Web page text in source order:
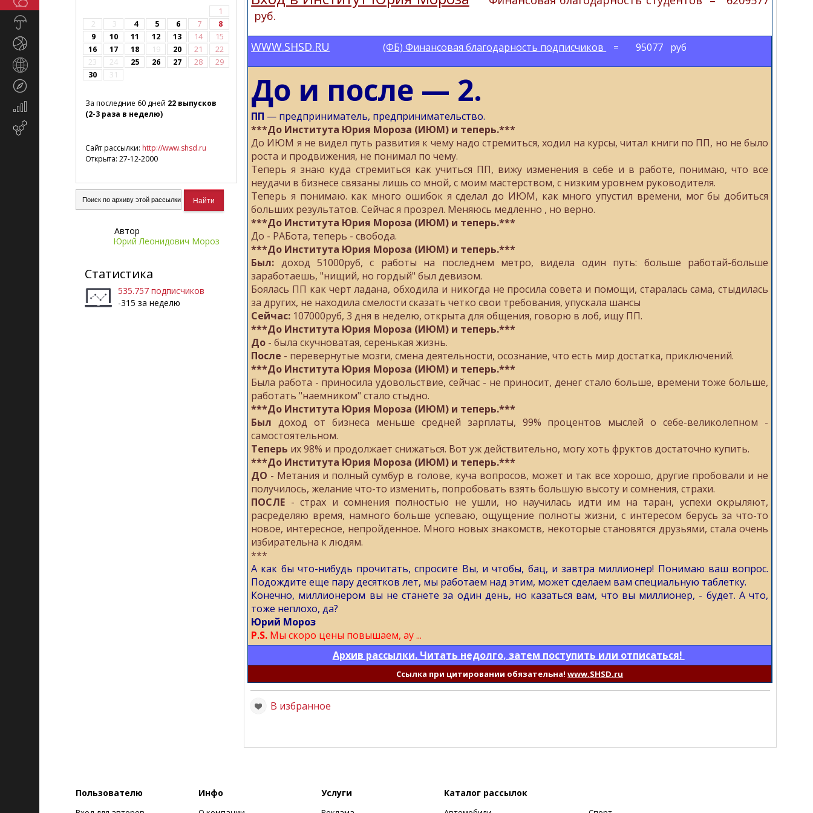
Экономика
1
2
3 4 5 6 7
8
9
10 11 12 13 14
15
16
17 18 19 20 21
22
23
24 25 26 27 28
29
30
31
За последние 60 дней 22 выпусков
(2-3 раза в неделю)
Сайт рассылки: http://www.shsd.ru
Открыта: 27-12-2000
Автор
Юрий Леонидович Мороз
Статистика
535.757 подписчиков
-315 за неделю
руб.
WWW.SHSD.RU (ФБ) Финансовая благодарность подписчиков = 95077 руб
До и после — 2.
ПП — предприниматель, предпринимательство.
***До Института Юрия Мороза (ИЮМ) и теперь.***
До ИЮМ я не видел путь развития к чему надо стремиться, ходил на курсы, читал книги по ПП, но не было
роста и продвижения, не понимал по чему.
Теперь я знаю куда стремиться как учиться ПП, вижу изменения в себе и в работе, понимаю, что все
неудачи в бизнесе связаны лишь со мной, с моим мастерством, с низким уровнем руководителя.
Теперь я понимаю. как много ошибок я сделал до ИЮМ, как много упустил времени, мог бы добиться
больших результатов. Сейчас я прозрел. Меняюсь медленно , но верно.
***До Института Юрия Мороза (ИЮМ) и теперь.***
До - РАБота, теперь - свобода.
***До Института Юрия Мороза (ИЮМ) и теперь.***
Был: доход 51000руб, с работы на последнем метро, видела один путь: больше работай-больше
заработаешь, "нищий, но гордый" был девизом.
Боялась ПП как черт ладана, обходила и никогда не просила совета и помощи, старалась сама, стыдилась
за других, не находила смелости сказать четко свои требования, упускала шансы
Сейчас: 107000руб, 3 дня в неделю, открыта для общения, говорю в лоб, ищу ПП.
***До Института Юрия Мороза (ИЮМ) и теперь.***
До - была скучноватая, серенькая жизнь.
После - перевернутые мозги, смена деятельности, осознание, что есть мир достатка, приключений.
***До Института Юрия Мороза (ИЮМ) и теперь.***
Была работа - приносила удовольствие, сейчас - не приносит, денег стало больше, времени тоже больше,
работать "наемником" стало стыдно.
***До Института Юрия Мороза (ИЮМ) и теперь.***
Был доход от бизнеса меньше средней зарплаты, 99% процентов мыслей о себе-великолепном -
самостоятельном.
Теперь их 98% и продолжает снижаться. Вот уж действительно, могу хоть фруктов достаточно купить.
***До Института Юрия Мороза (ИЮМ) и теперь.***
ДО - Метания и полный сумбур в голове, куча вопросов, может и так все хорошо, другие пробовали и не
получилось, желание что-то изменить, попробовать взять большую высоту и сомнения, страхи.
ПОСЛЕ - страх и сомнения полностью не ушли, но научилась идти им на таран, успехи окрыляют,
расределяю время, намного больше успеваю, ощущение полноты жизни, с интересом берусь за что-то
новое, интересное, непройденное. Много новых знакомств, некоторые становятся друзьями, стала очень
избирательна к людям.
***
А как бы что-нибудь прочитать, спросите Вы, и чтобы, бац, и завтра миллионер! Понимаю ваш вопрос.
Подождите еще пару десятков лет, мы работаем над этим, может сделаем вам специальную таблетку.
Конечно, миллионером вы не станете за один день, но казаться вам, что вы миллионер, - будет. А что,
тоже неплохо, да?
Юрий Мороз
P.S. Мы скоро цены повышаем, ау ...
Архив рассылки. Читать недолго, затем поступить или отписаться!
Cсылка при цитировании обязательна!www.SHSD.ru
В избранное
Пользователю Инфо Услуги Каталог рассылок